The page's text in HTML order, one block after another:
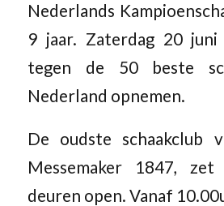
Nederlands
9 jaar. Zaterdag 20
tegen de 50 beste
Nederland opnemen.
De oudste schaakclub
Messemaker 1847,
deuren open. Vanaf